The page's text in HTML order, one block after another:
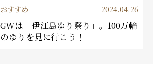
おすすめ 2024.04.26
GWは「伊江島ゆり祭り」。100万輪
のゆりを見に行こう！